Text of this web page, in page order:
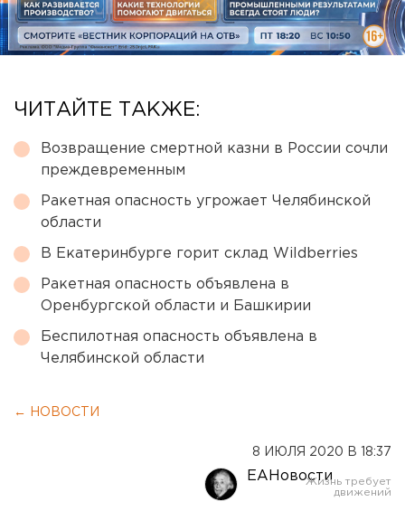
ЧИТАЙТЕ ТАКЖЕ:
Возвращение смертной казни в России сочли
преждевременным
Ракетная опасность угрожает Челябинской
области
В Екатеринбурге горит склад Wildberries
Ракетная опасность объявлена в
Оренбургской области и Башкирии
Беспилотная опасность объявлена в
Челябинской области
← НОВОСТИ
8 ИЮЛЯ 2020 В 18:37
ЕАНовости